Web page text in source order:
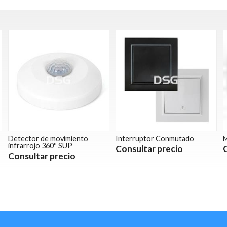
Detector de movimiento
infrarrojo 360º SUP
Consultar precio
Interruptor Conmutado
Consultar precio